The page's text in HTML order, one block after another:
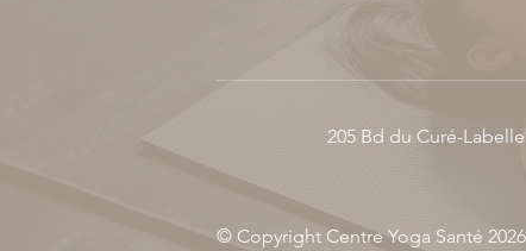
205 Bd du Curé-
© Copyright Centre Yoga Santé 2026